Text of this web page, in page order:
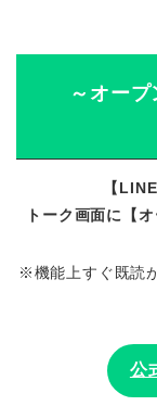
～オー
【
トーク画面に【
※機能上すぐ既読
公